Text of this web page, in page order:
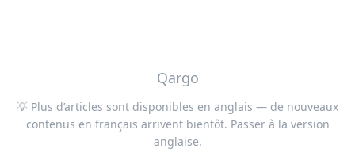
Qargo
💡 Plus d’articles sont disponibles en anglais — de nouveaux
contenus en français arrivent bientôt. Passer à la version
anglaise.